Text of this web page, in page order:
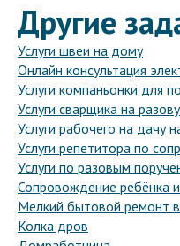
Другие
Услуги швеи на дому
Онлайн консультация
Услуги компаньонки для
Услуги сварщика на
Услуги рабочего на дачу
Услуги репетитора по
Услуги по разовым
Сопровождение ребёнка
Мелкий бытовой ремонт
Колка дров